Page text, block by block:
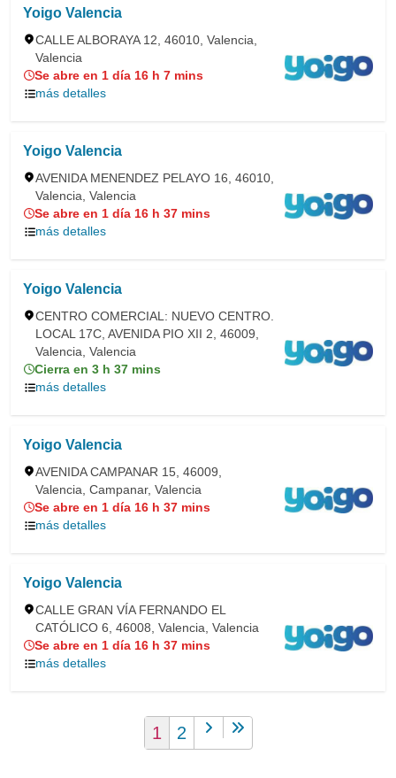
Yoigo Valencia
CALLE ALBORAYA 12, 46010, Valencia,
Valencia
Se abre en 1 día 16 h 7 mins
más detalles
Yoigo Valencia
AVENIDA MENENDEZ PELAYO 16, 46010,
Valencia, Valencia
Se abre en 1 día 16 h 37 mins
más detalles
Yoigo Valencia
CENTRO COMERCIAL: NUEVO CENTRO.
LOCAL 17C, AVENIDA PIO XII 2, 46009,
Valencia, Valencia
Cierra en 3 h 37 mins
más detalles
Yoigo Valencia
AVENIDA CAMPANAR 15, 46009,
Valencia, Campanar, Valencia
Se abre en 1 día 16 h 37 mins
más detalles
Yoigo Valencia
CALLE GRAN VÍA FERNANDO EL
CATÓLICO 6, 46008, Valencia, Valencia
Se abre en 1 día 16 h 37 mins
más detalles
1 2